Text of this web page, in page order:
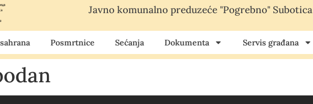
Javno komunalno preduzeće "Pogrebno" Subotica
Posmrtnice Sećanja Dokumenta Servis građana